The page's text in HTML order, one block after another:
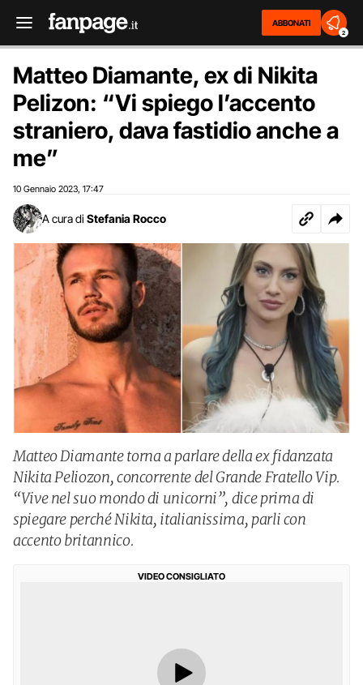
ABBONATI
2
Matteo Diamante, ex di Nikita
Pelizon: “Vi spiego l’accento
straniero, dava fastidio anche a
me”
10 Gennaio 2023 17:47
A cura di Stefania Rocco
Matteo Diamante torna a parlare della ex fidanzata
Nikita Peliozon, concorrente del Grande Fratello Vip.
“Vive nel suo mondo di unicorni”, dice prima di
spiegare perché Nikita, italianissima, parli con
accento britannico.
VIDEO CONSIGLIATO